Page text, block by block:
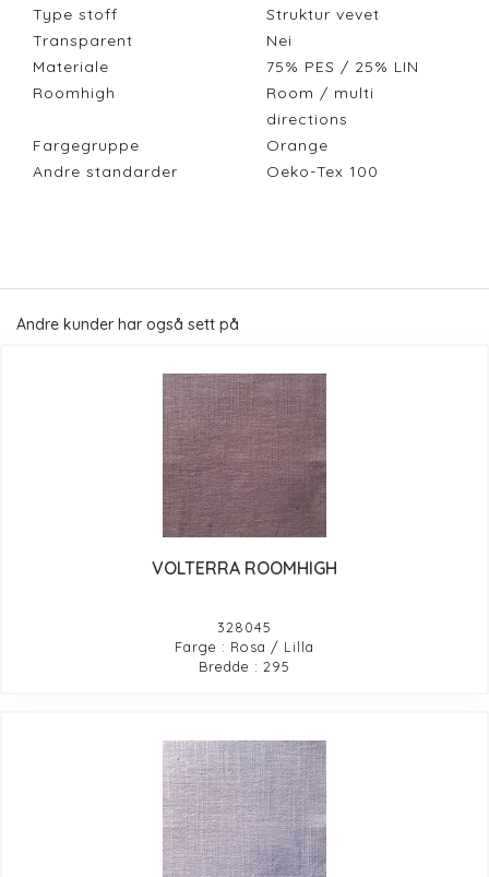
Type stoff
Struktur vevet
Transparent
Nei
Materiale
75% PES / 25% LIN
Roomhigh
Room / multi
directions
Fargegruppe
Orange
Andre standarder
Oeko-Tex 100
Andre kunder har også sett på
VOLTERRA ROOMHIGH
328045
Farge : Rosa / Lilla
Bredde : 295